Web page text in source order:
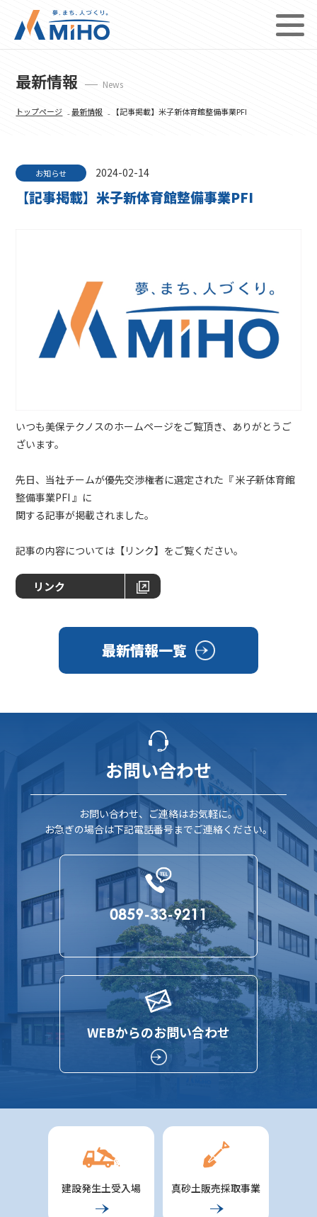
最新情報 News
トップページ ₋最新情報 ₋ 【記事掲載】米子新体育館整備事業PFI
お知らせ 2024-02-14
【記事掲載】米子新体育館整備事業PFI
いつも美保テクノスのホームページをご覧頂き、ありがとうご
ざいます。
先日、当社チームが優先交渉権者に選定された『 米子新体育館
整備事業PFI 』に
関する記事が掲載されました。
記事の内容については【リンク】をご覧ください。
リンク
最新情報一覧
お問い合わせ
お問い合わせ、ご連絡はお気軽に。
お急ぎの場合は下記電話番号までご連絡ください。
0859-33-9211
WEBからのお問い合わせ
建設発生土受入場 真砂土販売採取事業